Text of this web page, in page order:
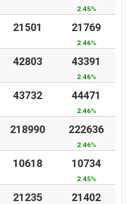
2.45%
21501 21769
2.46%
42803 43391
2.46%
43732 44471
2.46%
218990 222636
2.46%
10618 10734
2.45%
21235 21402